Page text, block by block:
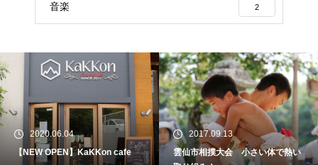
音楽 2
2020.06.04
【NEW OPEN】KaKKon cafe
2017.09.13
雲仙市相撲大会 小さい体で熱い